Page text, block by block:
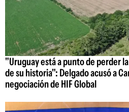
"Uruguay está a punto de perder
de su historia": Delgado acusó a
negociación de HIF Global